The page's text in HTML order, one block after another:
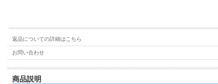
返品についての詳細はこちら
お問い合わせ
商品説明